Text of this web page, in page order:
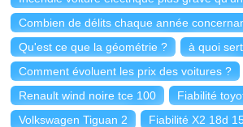
Combien de délits chaque année
Qu'est ce que la géométrie ?
à quoi
Comment évoluent les prix des voitures ?
Renault wind noire tce 100
Fiabilité
Volkswagen Tiguan 2
Fiabilité X2 18d